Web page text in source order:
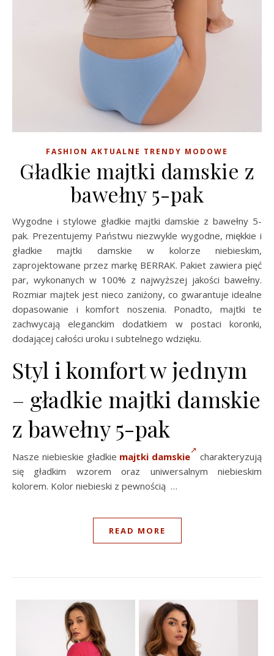
FASHION AKTUALNE TRENDY MODOWE
Gładkie majtki damskie z
bawełny 5-pak
Wygodne i stylowe gładkie majtki damskie z bawełny 5-
pak. Prezentujemy Państwu niezwykle wygodne, miękkie i
gładkie majtki damskie w kolorze niebieskim,
zaprojektowane przez markę BERRAK. Pakiet zawiera pięć
par, wykonanych w 100% z najwyższej jakości bawełny.
Rozmiar majtek jest nieco zaniżony, co gwarantuje idealne
dopasowanie i komfort noszenia. Ponadto, majtki te
zachwycają eleganckim dodatkiem w postaci koronki,
dodającej całości uroku i subtelnego wdzięku.
Styl i komfort w jednym
– gładkie majtki damskie
z bawełny 5-pak
Nasze niebieskie gładkie majtki damskie
charakteryzują
się gładkim wzorem oraz uniwersalnym niebieskim
kolorem. Kolor niebieski z pewnością …
READ MORE